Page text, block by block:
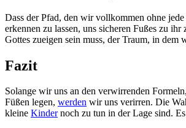
Dass der Pfad, den wir vollkommen ohne
erkennen zu lassen, uns sicheren Fußes zu
Gottes zueigen sein muss, der Traum, in
Fazit
Solange wir uns an den verwirrenden
Füßen legen, werden wir uns verirren. Die
kleine Kindernoch zu tun in der Lage sind.